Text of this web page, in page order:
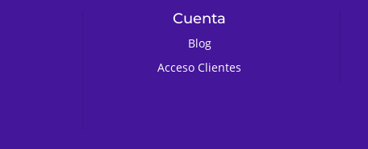
Cuenta
Blog
Acceso Clientes